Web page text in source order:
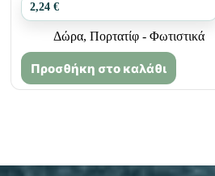
2,24 €
Δώρα, Πορτατίφ - Φωτιστικά
Προσθήκη στο καλάθι